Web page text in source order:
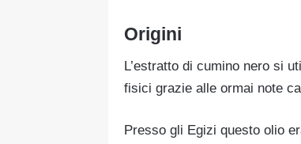
Origini
L’estratto di cumino nero si
fisici grazie alle ormai note
Presso gli Egizi questo olio